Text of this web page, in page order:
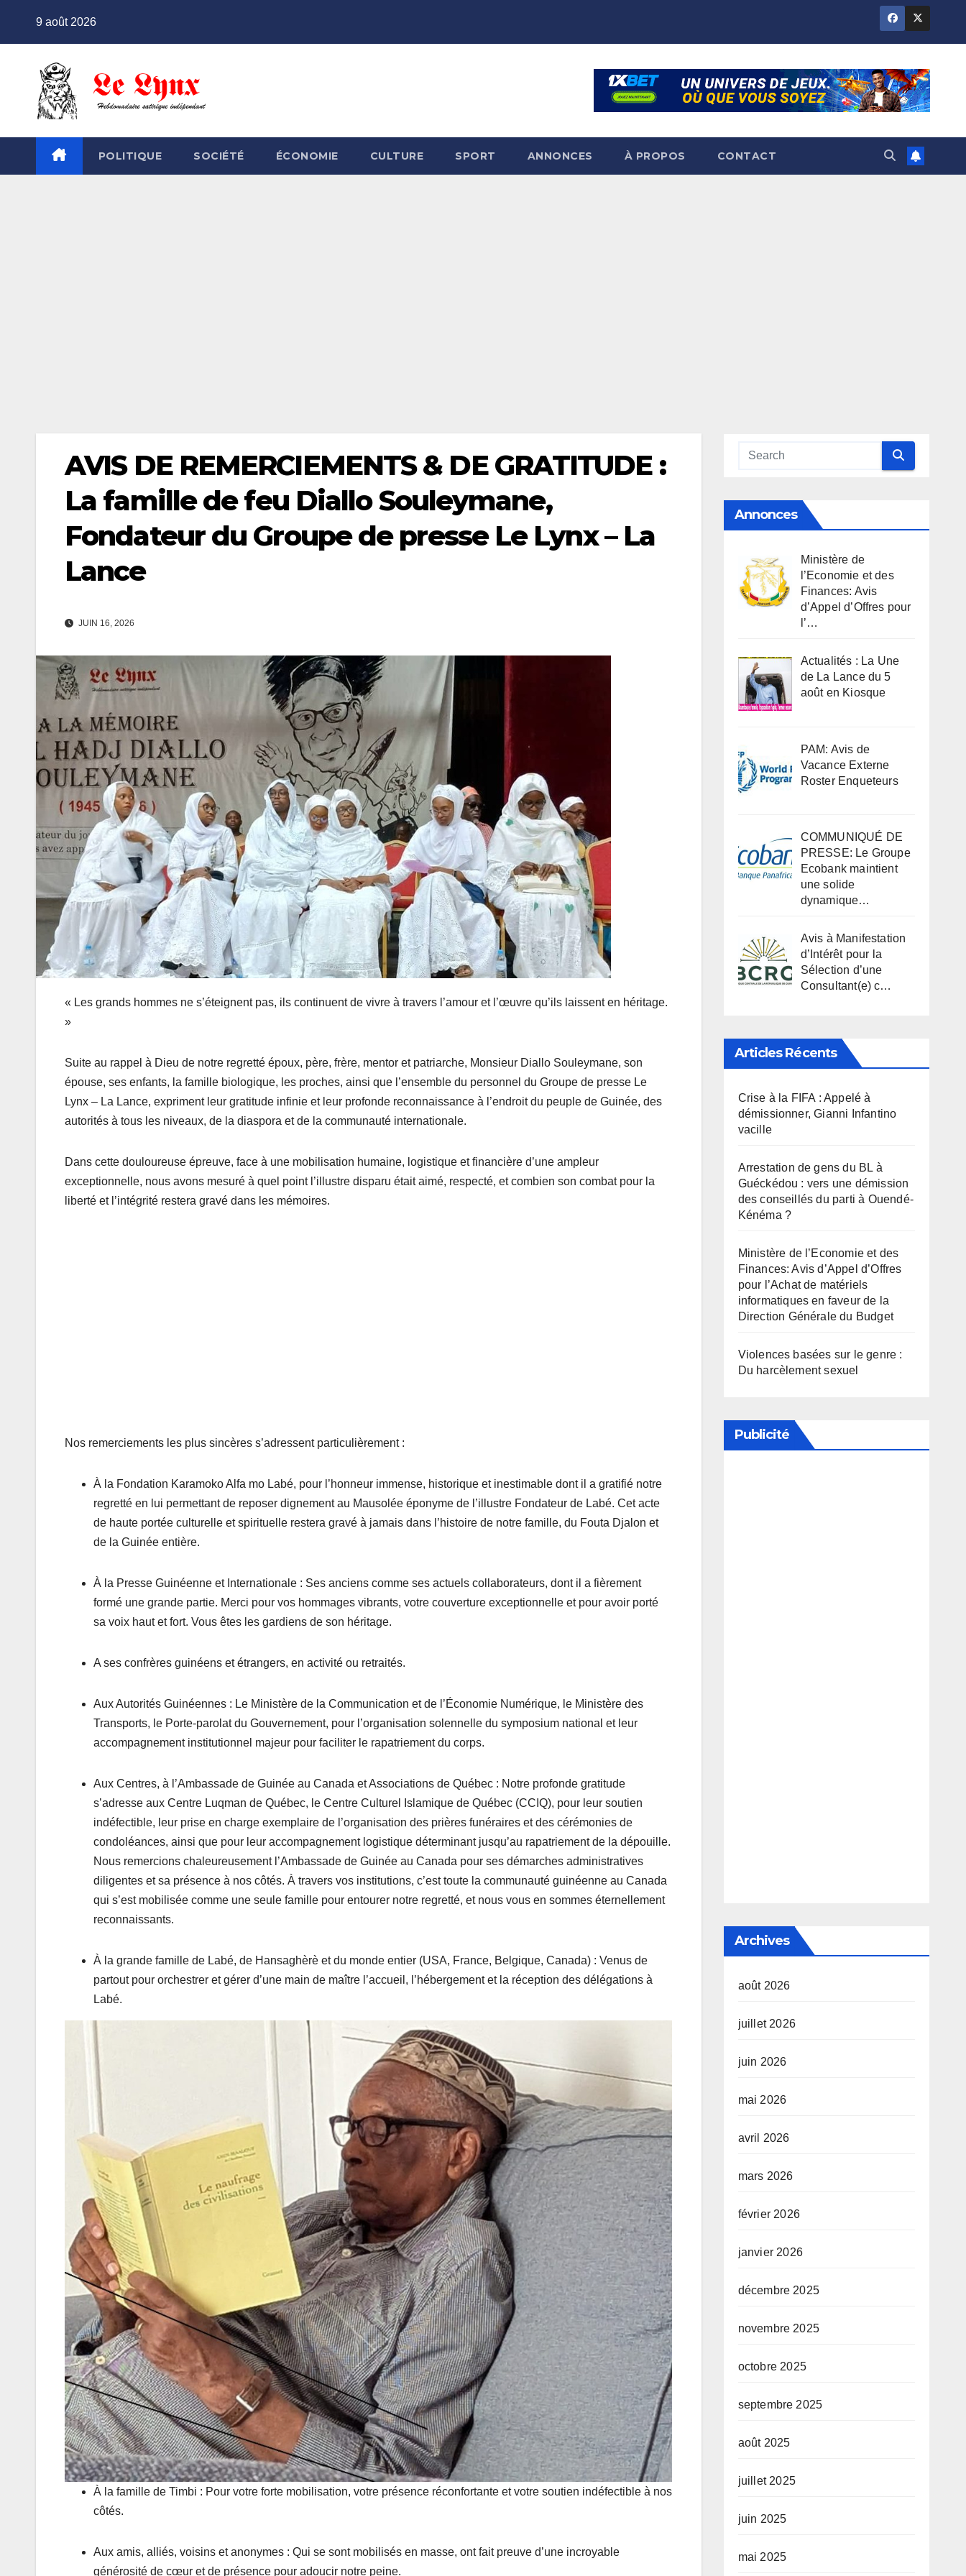
9 août 2026
POLITIQUE SOCIÉTÉ ÉCONOMIE CULTURE SPORT ANNONCES À PROPOS CONTACT
AVIS DE REMERCIEMENTS & DE GRATITUDE :
La famille de feu Diallo Souleymane,
Fondateur du Groupe de presse Le Lynx – La
Lance
JUIN 16, 2026
« Les grands hommes ne s’éteignent pas, ils continuent de vivre à travers l’amour et l’œuvre qu’ils laissent en héritage.
»
Suite au rappel à Dieu de notre regretté époux, père, frère, mentor et patriarche, Monsieur Diallo Souleymane, son
épouse, ses enfants, la famille biologique, les proches, ainsi que l’ensemble du personnel du Groupe de presse Le
Lynx – La Lance, expriment leur gratitude infinie et leur profonde reconnaissance à l’endroit du peuple de Guinée, des
autorités à tous les niveaux, de la diaspora et de la communauté internationale.
Dans cette douloureuse épreuve, face à une mobilisation humaine, logistique et financière d’une ampleur
exceptionnelle, nous avons mesuré à quel point l’illustre disparu était aimé, respecté, et combien son combat pour la
liberté et l’intégrité restera gravé dans les mémoires.
Nos remerciements les plus sincères s’adressent particulièrement :
À la Fondation Karamoko Alfa mo Labé, pour l’honneur immense, historique et inestimable dont il a gratifié notre
regretté en lui permettant de reposer dignement au Mausolée éponyme de l’illustre Fondateur de Labé. Cet acte
de haute portée culturelle et spirituelle restera gravé à jamais dans l’histoire de notre famille, du Fouta Djalon et
de la Guinée entière.
À la Presse Guinéenne et Internationale : Ses anciens comme ses actuels collaborateurs, dont il a fièrement
formé une grande partie. Merci pour vos hommages vibrants, votre couverture exceptionnelle et pour avoir porté
sa voix haut et fort. Vous êtes les gardiens de son héritage.
A ses confrères guinéens et étrangers, en activité ou retraités.
Aux Autorités Guinéennes : Le Ministère de la Communication et de l’Économie Numérique, le Ministère des
Transports, le Porte-parolat du Gouvernement, pour l’organisation solennelle du symposium national et leur
accompagnement institutionnel majeur pour faciliter le rapatriement du corps.
Aux Centres, à l’Ambassade de Guinée au Canada et Associations de Québec : Notre profonde gratitude
s’adresse aux Centre Luqman de Québec, le Centre Culturel Islamique de Québec (CCIQ), pour leur soutien
indéfectible, leur prise en charge exemplaire de l’organisation des prières funéraires et des cérémonies de
condoléances, ainsi que pour leur accompagnement logistique déterminant jusqu’au rapatriement de la dépouille.
Nous remercions chaleureusement l’Ambassade de Guinée au Canada pour ses démarches administratives
diligentes et sa présence à nos côtés. À travers vos institutions, c’est toute la communauté guinéenne au Canada
qui s’est mobilisée comme une seule famille pour entourer notre regretté, et nous vous en sommes éternellement
reconnaissants.
À la grande famille de Labé, de Hansaghèrè et du monde entier (USA, France, Belgique, Canada) : Venus de
partout pour orchestrer et gérer d’une main de maître l’accueil, l’hébergement et la réception des délégations à
Labé.
À la famille de Timbi : Pour votre forte mobilisation, votre présence réconfortante et votre soutien indéfectible à nos
côtés.
Aux amis, alliés, voisins et anonymes : Qui se sont mobilisés en masse, ont fait preuve d’une incroyable
générosité de cœur et de présence pour adoucir notre peine.
Annonces
Ministère de
l’Economie et des
Finances: Avis
d’Appel d’Offres pour
l’…
Actualités : La Une
de La Lance du 5
août en Kiosque
PAM: Avis de
Vacance Externe
Roster Enqueteurs
COMMUNIQUÉ DE
PRESSE: Le Groupe
Ecobank maintient
une solide
dynamique…
Avis à Manifestation
d’Intérêt pour la
Sélection d’une
Consultant(e) c…
Articles Récents
Crise à la FIFA : Appelé à
démissionner, Gianni Infantino
vacille
Arrestation de gens du BL à
Guéckédou : vers une démission
des conseillés du parti à Ouendé-
Kénéma ?
Ministère de l’Economie et des
Finances: Avis d’Appel d’Offres
pour l’Achat de matériels
informatiques en faveur de la
Direction Générale du Budget
Violences basées sur le genre :
Du harcèlement sexuel
Publicité
Archives
août 2026
juillet 2026
juin 2026
mai 2026
avril 2026
mars 2026
février 2026
janvier 2026
décembre 2025
novembre 2025
octobre 2025
septembre 2025
août 2025
juillet 2025
juin 2025
mai 2025